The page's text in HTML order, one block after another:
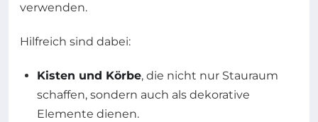
verwenden.
Hilfreich sind dabei:
Kisten und Körbe, die nicht nur Stauraum
schaffen, sondern auch als dekorative
Elemente dienen.